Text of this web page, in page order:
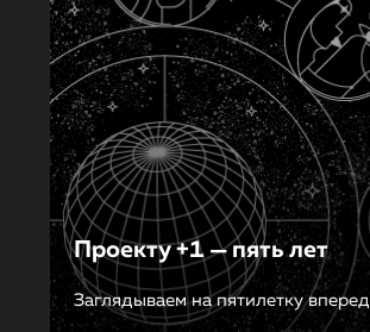
Проекту +1 — пять лет
Заглядываем на пятилетку вперед